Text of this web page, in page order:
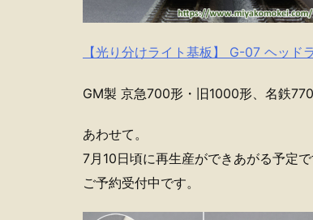
【光り分けライト基板】 G-07 ヘッド
GM製 京急700形・旧1000形、名鉄
あわせて。
7月10日頃に再生産ができあがる予定で
ご予約受付中です。